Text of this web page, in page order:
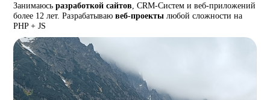
Занимаюсьразработкой сайтов, CRM-Систем и веб-приложений
более 12 лет. Разрабатываювеб-проекты любой сложности на
PHP + JS